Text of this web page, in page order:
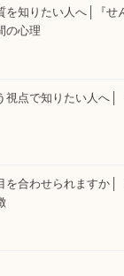
を知りたい人へ│『せ
の心理
視点で知りたい人へ│
を合わせられますか│